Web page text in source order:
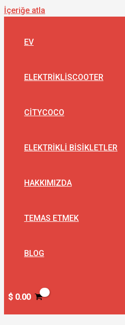
İçeriğe atla
EV
ELEKTRIKLISCOOTER
CITYCOCO
ELEKTRIKLI BISIKLETLER
HAKKIMIZDA
TEMAS ETMEK
BLOG
$ 0.00